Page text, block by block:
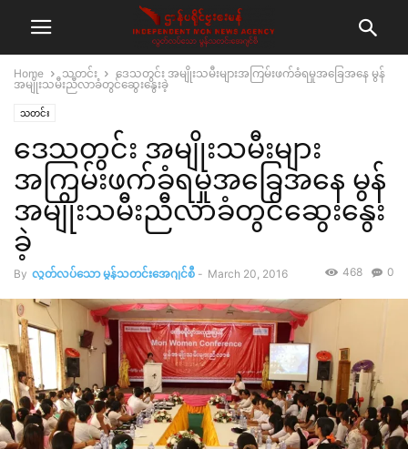
Home သတင်း
ဒေသတွင်း အမျိုးသမီးများအကြမ်းဖက်ခံရမှုအခြေအနေ မွန်
အမျိုးသမီးညီလာခံတွင်ဆွေးနွေးခဲ့
သတင်း
ဒေသတွင်း အမျိုးသမီးများ
အကြမ်းဖက်ခံရမှုအခြေအနေ မွန်
အမျိုးသမီးညီလာခံတွင်ဆွေးနွေး
ခဲ့
By လွတ်လပ်သော မွန်သတင်းအေဂျင်စီ - March 20, 2016 0
468